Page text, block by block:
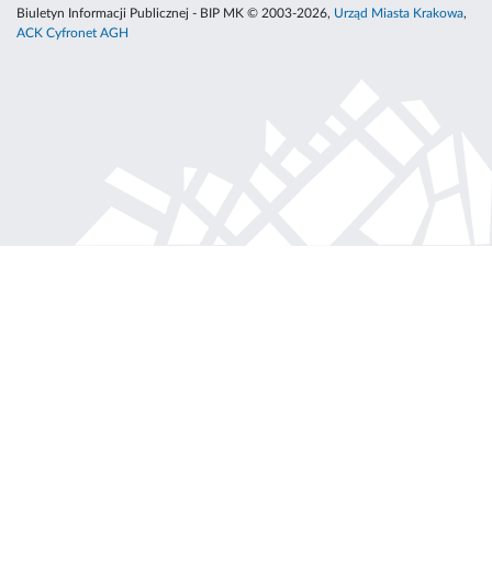
Biuletyn Informacji Publicznej - BIP MK © 2003-2026, Urząd Miasta Krakowa,
ACK Cyfronet AGH